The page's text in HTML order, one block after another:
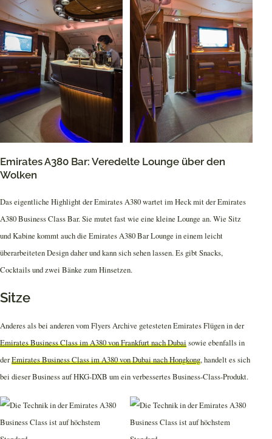
Emirates A380 Bar: Veredelte Lounge über den
Wolken
Das eigentliche Highlight der Emirates A380 wartet im Heck mit der Emirates
A380 Business Class Bar. Sie mutet fast wie eine kleine Lounge an. Wie Sitz
und Kabine kommt auch die Emirates A380 Bar Lounge in einem leicht
überarbeiteten Design daher und kann sich sehen lassen. Es gibt Snacks,
Cocktails und zwei Bänke zum Hinsetzen.
Sitze
Anderes als bei anderen vom Flyers Archive getesteten Emirates Flügen in der
Emirates Business Class im A380 von Frankfurt nach Dubaisowie ebenfalls in
derEmirates Business Class im A380 von Dubai nach Hongkong, handelt es sich
bei dieser Business auf HKG-DXB um ein verbessertes Business-Class-Produkt.